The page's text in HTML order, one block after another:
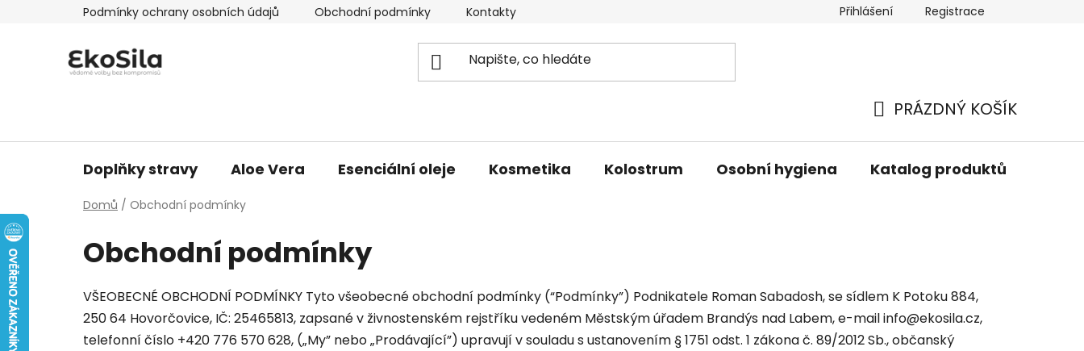
Podmínky ochrany osobních údajů Obchodní podmínky Kontakty Přihlášení Registrace
KOŠÍK
PRÁZDNÝ KOŠÍK
Doplňky stravy Aloe Vera Esenciální oleje Kosmetika Kolostrum Osobní hygiena Katalog produktů
Domů / Obchodní podmínky
Obchodní podmínky
VŠEOBECNÉ OBCHODNÍ PODMÍNKY Tyto všeobecné obchodní podmínky (“Podmínky”) Podnikatele Roman Sabadosh, se sídlem K Potoku 884,
250 64 Hovorčovice, IČ: 25465813, zapsané v živnostenském rejstříku vedeném Městským úřadem Brandýs nad Labem, e-mail info@ekosila.cz,
telefonní číslo +420 776 570 628, („My” nebo „Prodávající”) upravují v souladu s ustanovením § 1751 odst. 1 zákona č. 89/2012 Sb., občanský